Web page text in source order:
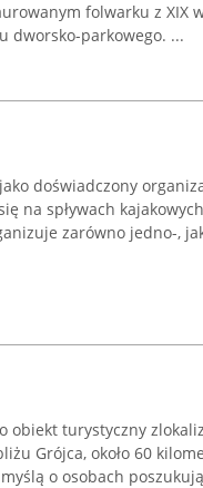
folwarku z XIX
dworsko-parkowego. ...
doświadczony
na spływach
zarówno jedno-,
obiekt turystyczny
Grójca, około 60
o osobach